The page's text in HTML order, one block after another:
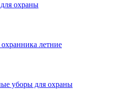
охраны
летние
уборы для охраны